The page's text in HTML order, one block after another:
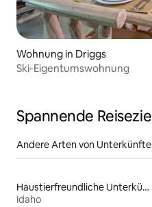
Wohnung in Driggs
Ski-Eigentumswohnung
Spannende
Andere Arten von
Haustierfreundliche Unterkünfte
Idaho